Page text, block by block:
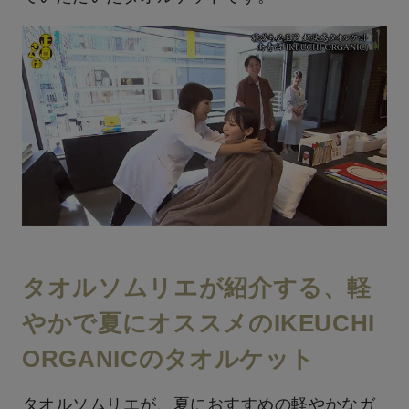
タオルソムリエが紹介する、軽
やかで夏にオススメのIKEUCHI
ORGANICのタオルケット
タオルソムリエが、夏におすすめの軽やかなガ